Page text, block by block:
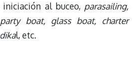
iniciación al buceo, parasailing,
boat, glass boat, charter
l, etc.